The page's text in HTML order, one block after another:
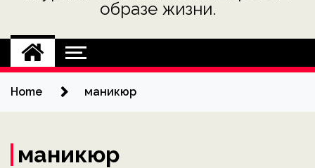
образе жизни.
Home маникюр
маникюр